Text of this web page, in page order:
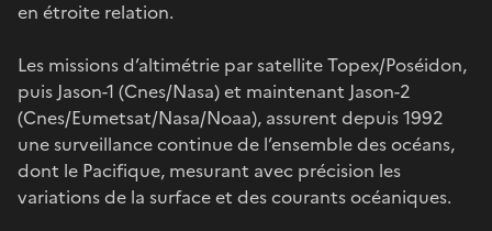
en étroite relation.
Les missions d’altimétrie par satellite Topex/Poséidon,
puis Jason-1 (Cnes/Nasa) et maintenant Jason-2
(Cnes/Eumetsat/Nasa/Noaa), assurent depuis 1992
une surveillance continue de l’ensemble des océans,
dont le Pacifique, mesurant avec précision les
variations de la surface et des courants océaniques.